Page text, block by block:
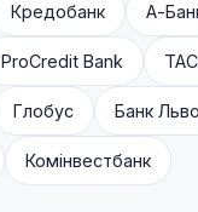
Кредобанк А-
ProCredit Bank
Глобус Банк
Комінвестбанк